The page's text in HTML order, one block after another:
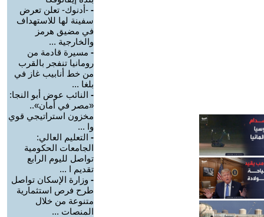
- -أدنوك- تعلن تعرض
سفينة لها للاستهداف
في مضيق هرمز
والخارجية ...
- مسيرة قادمة من
رومانيا تنفجر بالقرب
من خط أنابيب غاز في
بلغا ...
- النائب عوض أبو النجا:
«مصر في أمان»..
مخزون استراتيجي قوي
وا ...
- التعليم العالي:
الجامعات الحكومية
تواصل لليوم الرابع
تقديم ا ...
- وزارة الإسكان تواصل
طرح فرص استثمارية
متنوعة من خلال
المنصات ...